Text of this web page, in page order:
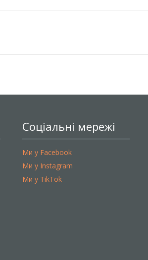
Соціальні мережі
Ми у Facebook
Ми у Instagram
Ми у TikTok